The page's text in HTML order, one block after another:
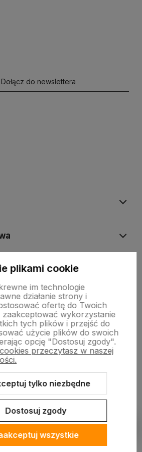
Dołącz do newslettera
Premium
Szablon Shoper Modern 3.0™
plikami cookie
im technologie
działanie strony i
ofertę do Twoich
wykorzystanie
tych plików i przejść do
użycie plików do swoich
opcję "Dostosuj zgody".
przeczytasz w naszej
tylko niezbędne
Dostosuj zgody
wszystkie